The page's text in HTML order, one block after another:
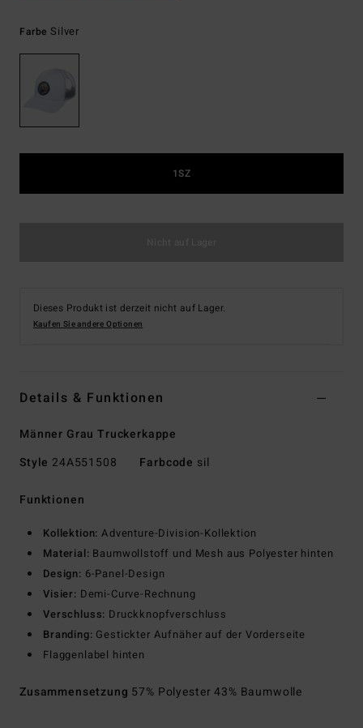
Farbe Silver
1SZ
Dieses Produkt ist derzeit nicht auf Lager.
Kaufen Sie andere Optionen
Details & Funktionen
Männer Grau Truckerkappe
Style 24A551508 Farbcode sil
Funktionen
Kollektion: Adventure-Division-Kollektion
Material: Baumwollstoff und Mesh aus Polyester hinten
Design: 6-Panel-Design
Visier: Demi-Curve-Rechnung
Verschluss: Druckknopfverschluss
Branding: Gestickter Aufnäher auf der Vorderseite
Flaggenlabel hinten
Zusammensetzung 57% Polyester 43% Baumwolle